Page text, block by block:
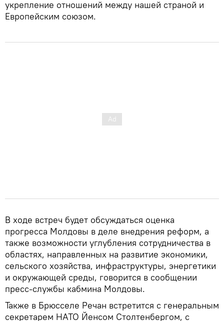
укрепление отношений между нашей страной и
Европейским союзом.
В ходе встреч будет обсуждаться оценка
прогресса Молдовы в деле внедрения реформ, а
также возможности углубления сотрудничества в
областях, направленных на развитие экономики,
сельского хозяйства, инфраструктуры, энергетики
и окружающей среды, говорится в сообщении
пресс-службы кабмина Молдовы.
Также в Брюсселе Речан встретится с генеральным
секретарем НАТО Йенсом Столтенбергом, с